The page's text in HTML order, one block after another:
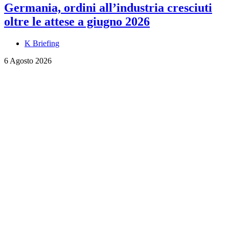
Germania, ordini all’industria cresciuti
oltre le attese a giugno 2026
K Briefing
6 Agosto 2026